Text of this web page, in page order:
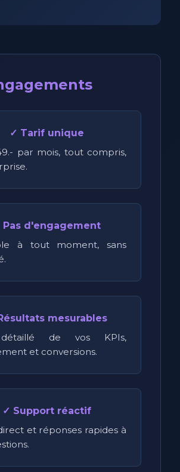
✓ Tarif unique
par mois, tout compris,
Pas d'engagement
à tout moment, sans
mesurables
de vos KPIs,
et conversions.
✓ Support réactif
et réponses rapides à